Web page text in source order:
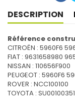
DESCRIPTION
Référence
CITROËN : 5960F6
FIAT : 9631658980
NISSAN : 110656F900
PEUGEOT : 5960F6
ROVER : NCC100100
TOYOTA :